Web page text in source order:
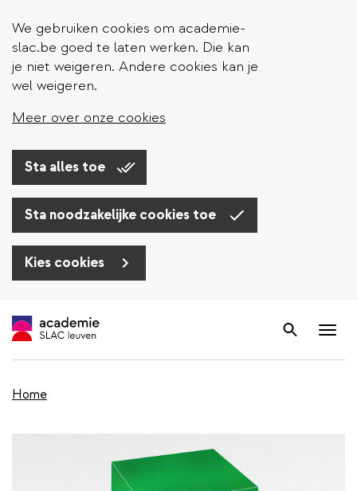
We gebruiken cookies om academie-
slac.be goed te laten werken. Die kan
je niet weigeren. Andere cookies kan je
wel weigeren.
Meer over onze cookies
Sta alles toe
Sta noodzakelijke cookies toe
Kies cookies
en
inhoud
Zoek
Home